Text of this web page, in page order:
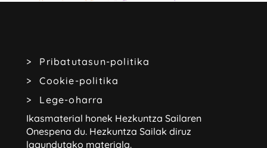
Pribatutasun-politika
Cookie-politika
Lege-oharra
Ikasmaterial honek Hezkuntza Sailaren
Onespena du. Hezkuntza Sailak diruz
lagundutako materiala.